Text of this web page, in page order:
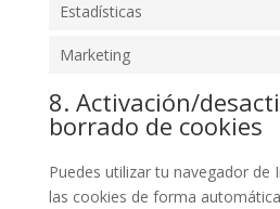
Estadísticas
Marketing
8. Activación/
borrado de cookies
Puedes utilizar tu navegador de
las cookies de forma